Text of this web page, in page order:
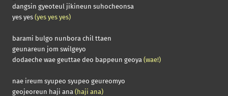
dangsin gyeoteul jikineun suhocheonsa
yes yes (yes yes yes)
barami bulgo nunbora chil ttaen
geunareun jom swilgeyo
dodaeche wae geuttae deo bappeun geoya (wae!)
nae ireum syupeo syupeo geureomyo
geojeoreun haji ana (haji ana)